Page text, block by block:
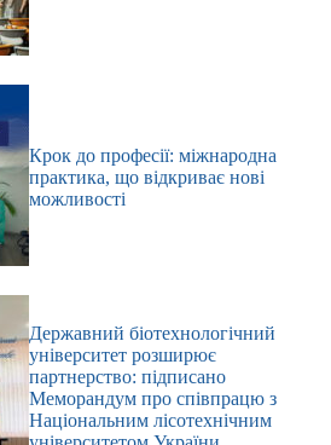
Крок до професії: міжнародна
практика, що відкриває нові
можливості
Державний біотехнологічний
університет розширює
партнерство: підписано
Меморандум про співпрацю з
Національним лісотехнічним